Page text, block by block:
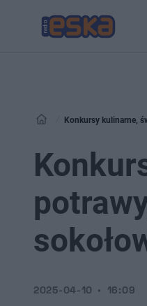
Konkursy kulinarne,
2025-04-10 16:09